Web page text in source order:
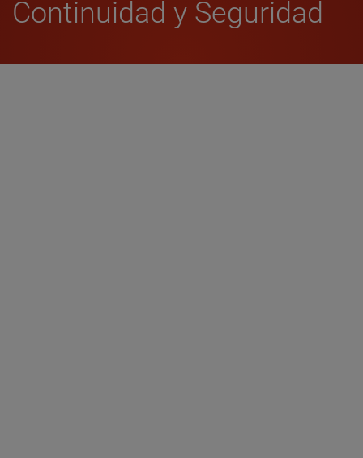
Continuidad y Seguridad